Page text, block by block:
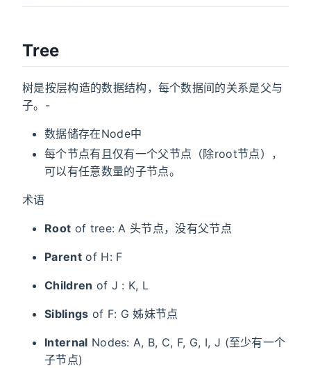
Tree
树是按层构造的数据结构，每个数据间的关系是父与
子。-
数据储存在Node中
每个节点有且仅有一个父节点（除root节点），
可以有任意数量的子节点。
术语
Root of tree: A 头节点，没有父节点
Parentof H: F
Children of J : K, L
Siblings of F: G 姊妹节点
Internal Nodes: A, B, C, F, G, I, J (至少有一个
子节点)